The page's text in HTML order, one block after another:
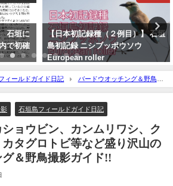
】 石垣
改訂版 石垣島の野鳥図鑑
2026年5月28日
ィールドガイド日記
バードウオッチング＆野鳥撮
ビン、カンムリワシ、クロハラアジサシ、カタグロト
石垣島フィールドガイド日記
ョウビン、カンムリワシ、ク
タグロトビ等など盛り沢山の
＆野鳥撮影ガイド!!